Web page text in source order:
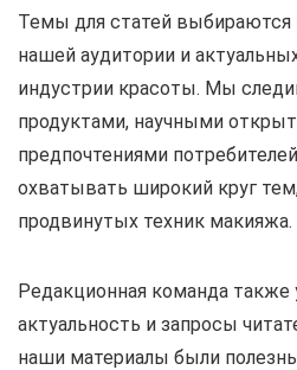
Темы для статей выбираются
нашей аудитории и
индустрии красоты. Мы
продуктами, научными
предпочтениями
охватывать широкий круг
продвинутых техник макияжа.
Редакционная команда
актуальность и запросы
наши материалы были